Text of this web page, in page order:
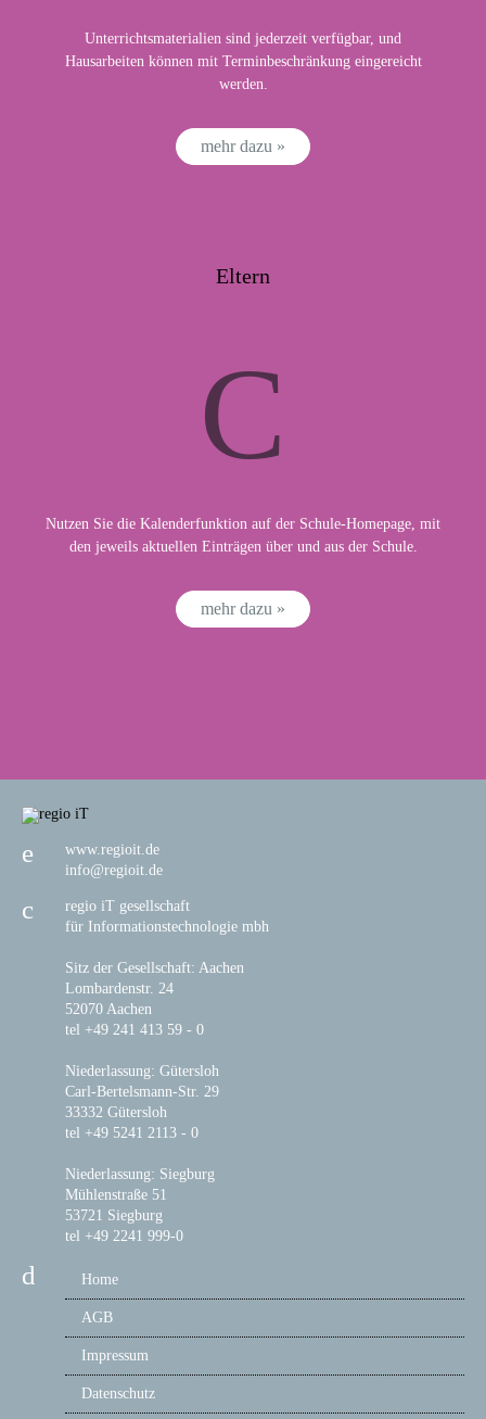
Unterrichtsmaterialien sind jederzeit verfügbar, und
Hausarbeiten können mit Terminbeschränkung eingereicht
werden.
mehr dazu »
Eltern
Nutzen Sie die Kalenderfunktion auf der Schule-Homepage, mit
den jeweils aktuellen Einträgen über und aus der Schule.
mehr dazu »
www.regioit.de
info@regioit.de
regio iT gesellschaft
für Informationstechnologie mbh
Sitz der Gesellschaft: Aachen
Lombardenstr. 24
52070 Aachen
tel +49 241 413 59 - 0
Niederlassung: Gütersloh
Carl-Bertelsmann-Str. 29
33332 Gütersloh
tel +49 5241 2113 - 0
Niederlassung: Siegburg
Mühlenstraße 51
53721 Siegburg
tel +49 2241 999-0
Home
AGB
Impressum
Datenschutz